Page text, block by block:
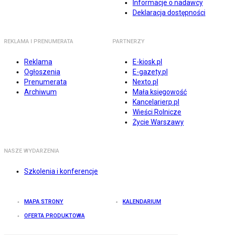
Informacje o nadawcy
Deklaracja dostępności
REKLAMA I PRENUMERATA
Reklama
Ogłoszenia
Prenumerata
Archiwum
PARTNERZY
E-kiosk.pl
E-gazety.pl
Nexto.pl
Mała księgowość
Kancelarierp.pl
Wieści Rolnicze
Życie Warszawy
NASZE WYDARZENIA
Szkolenia i konferencje
MAPA STRONY KALENDARIUM
OFERTA PRODUKTOWA